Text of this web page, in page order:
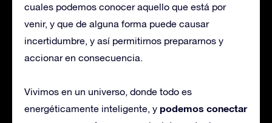
cuales podemos conocer aquello que está por
venir, y que de alguna forma puede causar
incertidumbre, y así permitirnos prepararnos y
accionar en consecuencia.
Vivimos en un universo, donde todo es
energéticamente inteligente, y podemos conectar